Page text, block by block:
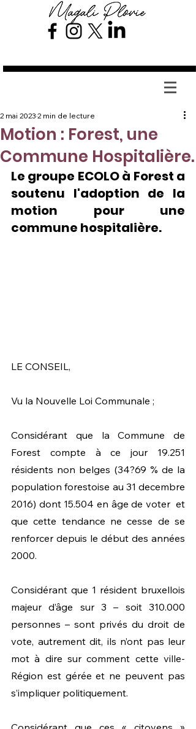
Motion : Forest, une
Commune Hospitalière.
2 mai 2023 2 min de lecture
Le groupe ECOLO à Forest a
soutenu l'adoption de la
motion pour une
commune hospitalière.
LE CONSEIL,
Vu la Nouvelle Loi Communale ;
Considérant que la Commune de
Forest compte à ce jour 19.251
résidents non belges (34?69 % de la
population forestoise au 31 decembre
2016) dont 15.504 en âge de voter  et
que cette tendance ne cesse de se
renforcer depuis le début des années
2000.
Considérant que 1 résident bruxellois
majeur d’âge sur 3 – soit 310.000
personnes – sont privés du droit de
vote, autrement dit, ils n’ont pas leur
mot à dire sur comment cette ville-
Région est gérée et ne peuvent pas
s’impliquer politiquement.